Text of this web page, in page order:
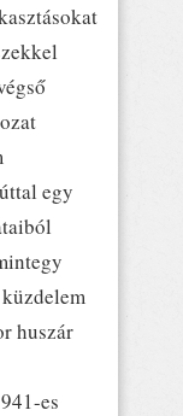
egy
huszár
es